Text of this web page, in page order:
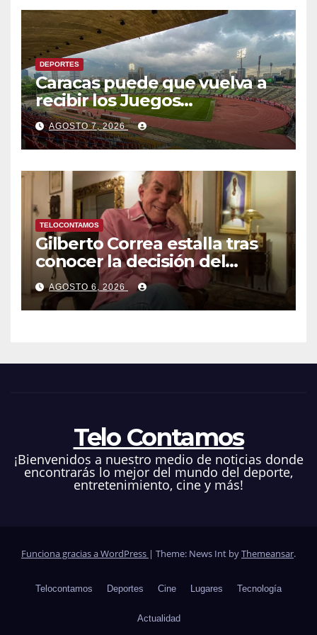
DEPORTES
Caracas puede que vuelva a
recibir los Juegos
Centroamericanos y del
Caribe tras mas de 70 años
AGOSTO 7, 2026
TELOCONTAMOS
Gilberto Correa estalla tras
conocer la decisión del
tribunal en su caso
AGOSTO 6, 2026
Telo Contamos
¡Bienvenidos a nuestro medio de noticias donde
encontrarás lo mejor del mundo del deporte,
entretenimiento, cine y más!
Funciona gracias a WordPress | Theme: News Int byThemeansar.
Telocontamos Deportes Cine Lugares Tecnología
Actualidad